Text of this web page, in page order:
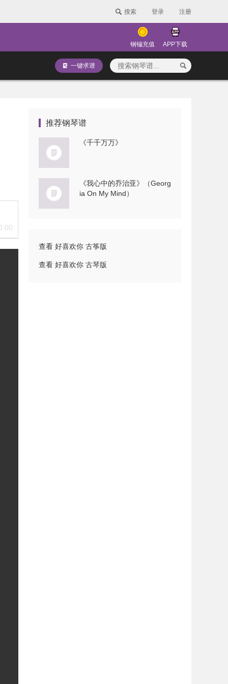
搜索 登录 注册
钢镚充值 APP下载
一键求谱
推荐钢琴谱
《千千万万》
《我心中的乔治亚》（Georg
ia On My Mind）
查看 好喜欢你 古筝版
查看 好喜欢你 古琴版